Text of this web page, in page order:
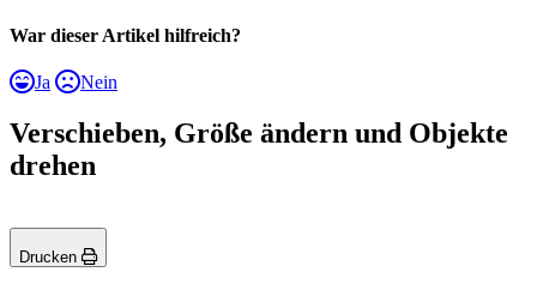
War dieser Artikel hilfreich?
Ja Nein
Verschieben, Größe ändern und Objekte
drehen
Drucken